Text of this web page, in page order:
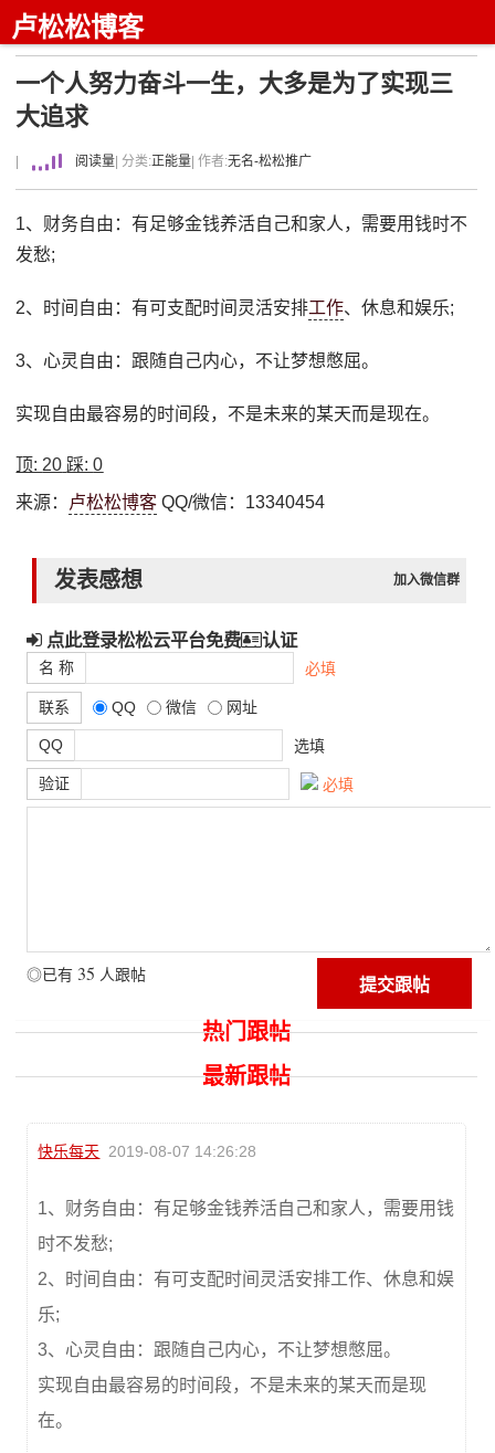
卢松松博客
一个人努力奋斗一生，大多是为了实现三
大追求
阅读量 | 分类:正能量 | 作者:无名-松松推广
1、财务自由：有足够金钱养活自己和家人，需要用钱时不
发愁;
2、时间自由：有可支配时间灵活安排工作、休息和娱乐;
3、心灵自由：跟随自己内心，不让梦想憋屈。
实现自由最容易的时间段，不是未来的某天而是现在。
顶: 20 踩:0
来源： 卢松松博客 QQ/微信：13340454
发表感想 加入微信群
点此登录松松云平台免费 认证
名 称 必填
联系 QQ 微信 网址
QQ 选填
验证 必填
◎已有 35 人跟帖
热门跟帖
最新跟帖
快乐每天 2019-08-07 14:26:28
1、财务自由：有足够金钱养活自己和家人，需要用钱
时不发愁;
2、时间自由：有可支配时间灵活安排工作、休息和娱
乐;
3、心灵自由：跟随自己内心，不让梦想憋屈。
实现自由最容易的时间段，不是未来的某天而是现
在。